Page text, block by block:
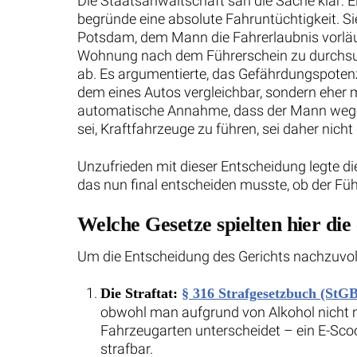
begründe eine absolute Fahruntüchtigkeit.
Potsdam, dem Mann die Fahrerlaubnis
Wohnung nach dem Führerschein zu
ab. Es argumentierte, das
dem eines Autos vergleichbar, sondern eher
automatische Annahme, dass der Mann
sei, Kraftfahrzeuge zu führen, sei daher
Unzufrieden mit dieser Entscheidung legte
das nun final entscheiden musste, ob der
Welche Gesetze spielten hier
Um die Entscheidung des Gerichts
Die Straftat: § 316 Strafgesetzbuch
obwohl man aufgrund von Alkohol nicht
Fahrzeugarten unterscheidet – ein E-
strafbar.